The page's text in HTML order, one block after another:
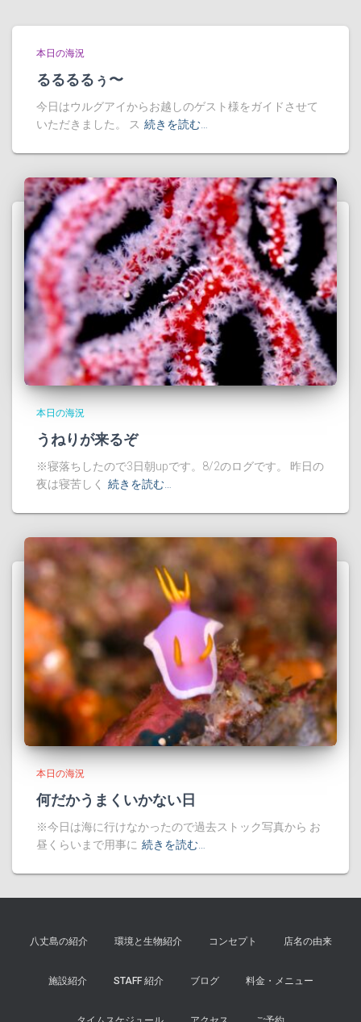
本日の海況
るるるるぅ〜
今日はウルグアイからお越しのゲスト様をガイドさせて
いただきました。 ス 続きを読む…
本日の海況
うねりが来るぞ
※寝落ちしたので3日朝upです。8/2のログです。 昨日の
夜は寝苦しく
続きを読む…
本日の海況
何だかうまくいかない日
※今日は海に行けなかったので過去ストック写真から お
昼くらいまで用事に 続きを読む…
八丈島の紹介 環境と生物紹介 コンセプト 店名の由来
施設紹介 STAFF 紹介 ブログ 料金・メニュー